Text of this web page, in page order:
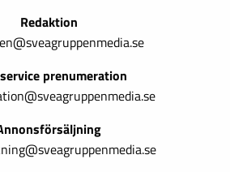
Redaktion
prenumeration